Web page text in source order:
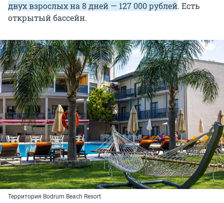
двух взрослых на 8 дней — 127 000 рублей. Есть
открытый бассейн.
Территория Bodrum Beach Resort